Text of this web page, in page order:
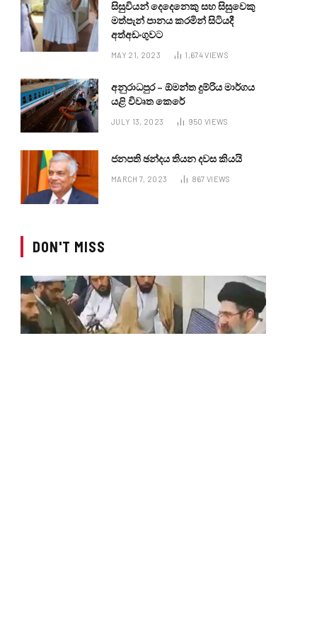
සිසුවියන් දෙදෙනෙකු සහ සිසුවෙකු
මත්පැන් පානය කරමින් සිටියදී
අත්අඩංගුවට
MAY 21, 2023 1,674VIEWS
අනුරාධපුර – ඕමන්ත දුම්රිය මාර්ගය
යළි විවෘත කෙරේ
JULY 13, 2023 950 VIEWS
ජනපති ඡන්දය තියන දවස කියයි
MARCH 7, 2023 867 VIEWS
DON'T MISS